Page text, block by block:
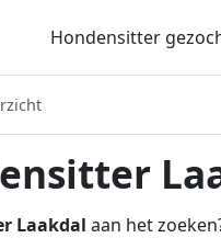
Hondensitter
Laakdal aan het